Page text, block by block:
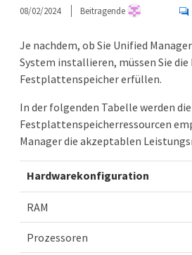
08/02/2024 Beitragende
Je nachdem, ob Sie Unified
System installieren, müssen Sie
Festplattenspeicher erfüllen.
In der folgenden Tabelle werden
Festplattenspeicherressourcen
Manager die akzeptablen
Hardwarekonfiguration
RAM
Prozessoren